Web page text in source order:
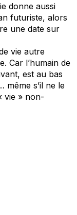
donne aussi
futuriste, alors
une date sur
vie autre
Car l’humain de
est au bas
même s’il ne le
vie » non-